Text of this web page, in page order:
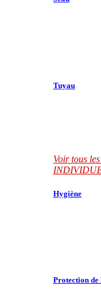
Tuyau
Voir tous
Hygiène
Protection de